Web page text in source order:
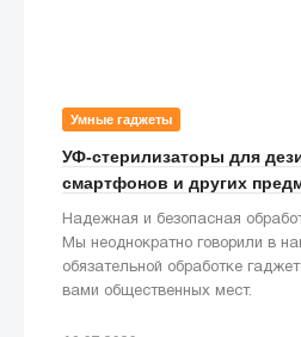
Умные гаджеты
УФ-стерилизаторы для
смартфонов и других
Надежная и безопасная
Мы неоднократно говорили в
обязательной обработке
вами общественных мест.